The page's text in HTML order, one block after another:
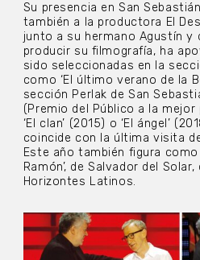
Su presencia en San
también a la productora El
junto a su hermano Agustín y
producir su filmografía, ha
sido seleccionadas en la
como ‘El último verano de la
sección Perlak de San
(Premio del Público a la mejor
‘El clan’ (2015) o ‘El ángel’
coincide con la última visita
Este año también figura
Ramón’, de Salvador del
Horizontes Latinos.